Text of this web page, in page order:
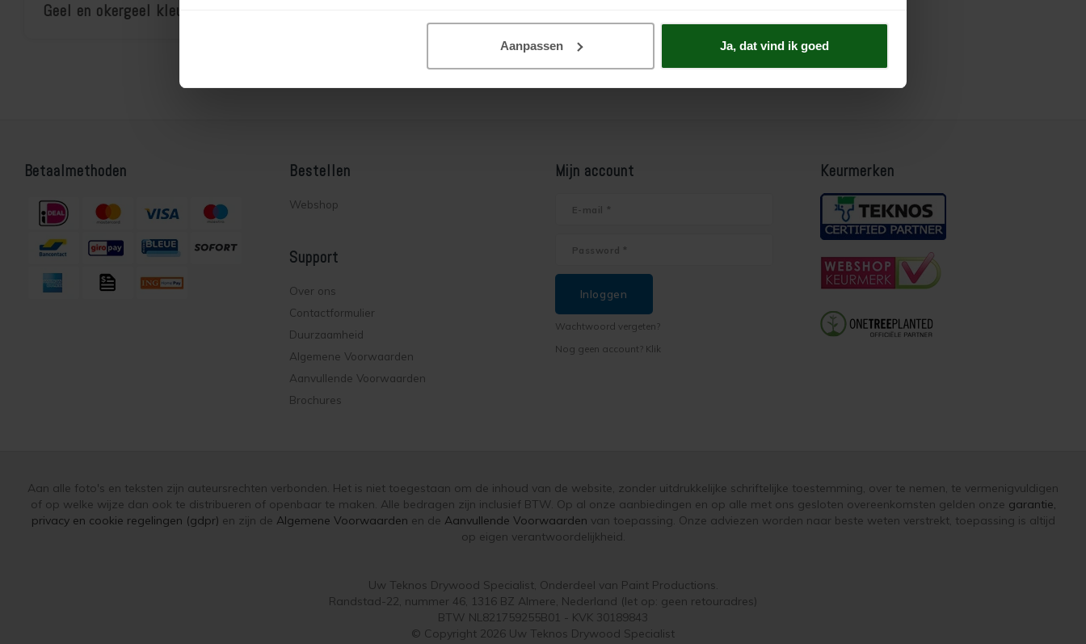
Aanpassen Ja, dat vind ik goed
Geel en okergeel kleurinspiratie
Betaalmethoden Bestellen
Webshop
Support
Over ons
Contactformulier
Duurzaamheid
Algemene Voorwaarden
Aanvullende Voorwaarden
Brochures
Mijn account
Inloggen
Wachtwoord vergeten?
Nog geen account? Klik
Keurmerken
Aan alle foto's en teksten zijn auteursrechten verbonden. Het is niet toegestaan om de inhoud van de website, zonder uitdrukkelijke schriftelijke toestemming, over te nemen, te vermenigvuldigen
of op welke wijze dan ook te distribueren of openbaar te maken. Alle bedragen zijn inclusief BTW. Op al onze aanbiedingen en op alle met ons gesloten overeenkomsten gelden onze garantie,
privacy en cookie regelingen (gdpr) en zijn de Algemene Voorwaarden en de Aanvullende Voorwaarden van toepassing. Onze adviezen worden naar beste weten verstrekt, toepassing is altijd
op eigen verantwoordelijkheid.
Uw Teknos Drywood Specialist, Onderdeel van Paint Productions.
Randstad-22, nummer 46, 1316 BZ Almere, Nederland (let op: geen retouradres)
BTW NL821759255B01 - KVK 30189843
© Copyright 2026 Uw Teknos Drywood Specialist